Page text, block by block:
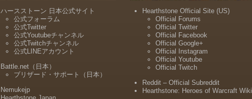
ハースストーン 日本公式サイト
公式フォーラム
公式Twitter
公式Youtubeチャンネル
公式Twitchチャンネル
公式LINEアカウント
Battle.net（日本）
ブリザード・サポート（日本）
Nemukejp
Hearthstone Official Site (US)
Official Forums
Official Twitter
Official Facebook
Official Google+
Official Instagram
Official Youtube
Official Twitch
Reddit – Official Subreddit
Hearthstone: Heroes of Warcraft Wiki